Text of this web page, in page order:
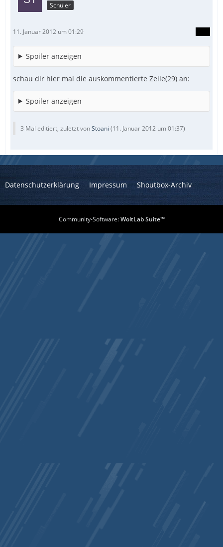
Schüler
11. Januar 2012 um 01:29
Spoiler anzeigen
schau dir hier mal die auskommentierte Zeile(29) an:
Spoiler anzeigen
3 Mal editiert, zuletzt vonStoani (11. Januar 2012 um 01:37)
Datenschutzerklärung Impressum Shoutbox-Archiv
Community-Software:WoltLab Suite™